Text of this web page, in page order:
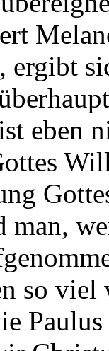
eben
man,
so